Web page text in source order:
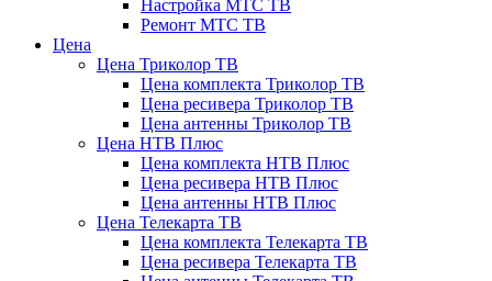
Настройка МТС ТВ
Ремонт МТС ТВ
Цена
Цена Триколор ТВ
Цена комплекта Триколор ТВ
Цена ресивера Триколор ТВ
Цена антенны Триколор ТВ
Цена НТВ Плюс
Цена комплекта НТВ Плюс
Цена ресивера НТВ Плюс
Цена антенны НТВ Плюс
Цена Телекарта ТВ
Цена комплекта Телекарта ТВ
Цена ресивера Телекарта ТВ